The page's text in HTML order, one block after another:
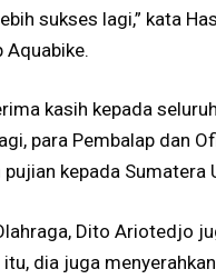
sukses lagi,” kata
Aquabike.
kasih kepada
para Pembalap dan
kepada
Dito Ariotedjo
dia juga